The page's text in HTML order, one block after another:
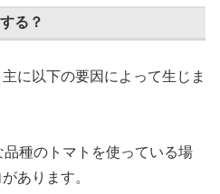
る？
に以下の要因によって生じま
種のトマトを使っている場
あります。